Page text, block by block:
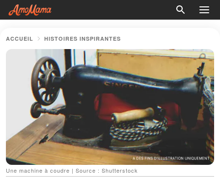
ACCUEIL HISTOIRES INSPIRANTES
Une machine à coudre | Source : Shutterstock